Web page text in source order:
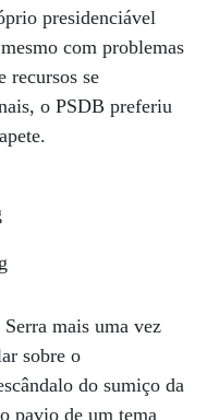
presidenciável
com problemas
recursos se
o PSDB preferiu
mais uma vez
sobre o
do sumiço da
pavio de um tema